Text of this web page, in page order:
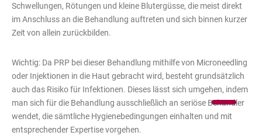
Schwellungen, Rötungen und kleine Blutergüsse, die meist direkt
im Anschluss an die Behandlung auftreten und sich binnen kurzer
Zeit von allein zurückbilden.
Wichtig: Da PRP bei dieser Behandlung mithilfe von Microneedling
oder Injektionen in die Haut gebracht wird, besteht grundsätzlich
auch das Risiko für Infektionen. Dieses lässt sich umgehen, indem
man sich für die Behandlung ausschließlich an seriöse Behandler
wendet, die sämtliche Hygienebedingungen einhalten und mit
entsprechender Expertise vorgehen.